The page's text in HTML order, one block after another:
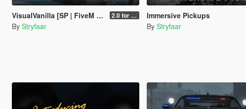
VisualVanilla [SP | FiveM | RAGE MP] 2.0 for SP (FINAL)
By Stryfaar
Immersive Pickups
By Stryfaar